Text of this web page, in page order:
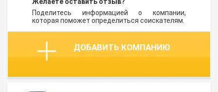
Поделитесь информацией о компании,
которая поможет определиться соискателям.
ДОБАВИТЬ КОМПАНИЮ